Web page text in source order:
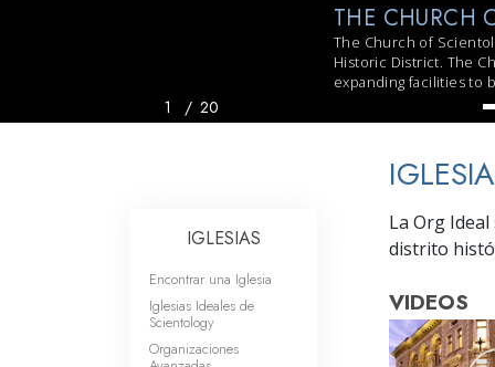
THE CHURCH
The Church of
Historic District. The
expanding facilities to
1 / 20
La Org
distrito
VIDEOS
IGLESIAS
Encontrar una Iglesia
Iglesias Ideales de
Scientology
Organizaciones